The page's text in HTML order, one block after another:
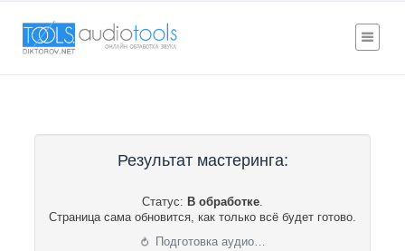
Результат мастеринга:
Статус: В обработке.
Страница сама обновится, как только всё будет готово.
⟳ Подготовка аудио…